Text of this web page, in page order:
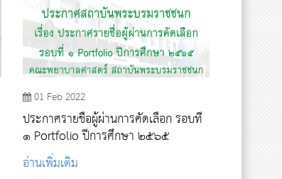
01 Feb 2022
ประกาศรายชื่อผู้ผ่านการคัดเลือก รอบที่
๑ Portfolio ปีการศึกษา ๒๕๖๕
อ่านเพิ่มเติม